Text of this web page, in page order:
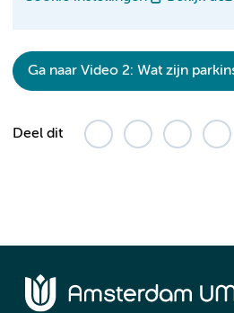
Ga naar Video 2: Wat zijn
Deel dit